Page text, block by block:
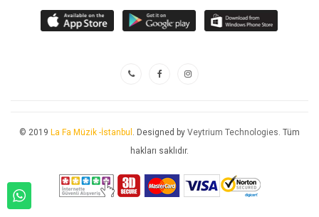
© 2019 La Fa Müzik -İstanbul . Designed by Veytrium Technologies. Tüm
hakları saklıdır.